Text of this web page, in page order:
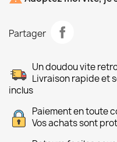
Partager
Un doudou vite
Livraison rapide et
inclus
Paiement en toute
Vos achats sont